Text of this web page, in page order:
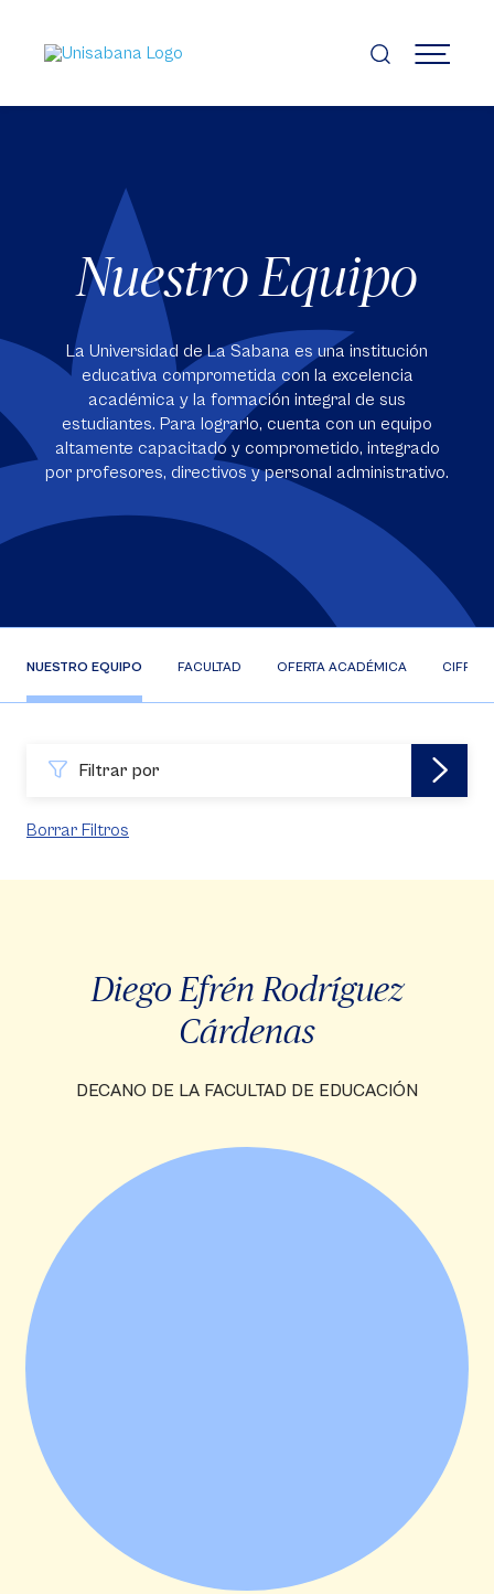
contenido
principal
MENÚ
Nuestro Equipo
La Universidad de La Sabana es una institución
educativa comprometida con la excelencia
académica y la formación integral de sus
estudiantes. Para lograrlo, cuenta con un equipo
altamente capacitado y comprometido, integrado
por profesores, directivos y personal administrativo.
NUESTRO EQUIPO FACULTAD OFERTA ACADÉMICA CIFRAS
Filtrar por
Borrar Filtros
Diego Efrén Rodríguez
Cárdenas
DECANO DE LA FACULTAD DE EDUCACIÓN